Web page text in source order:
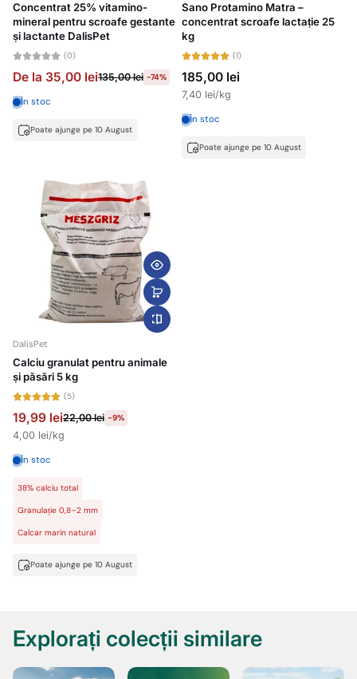
Preț, de la mare la
mic
Data, de la vechi la
nou
Concentrat 25% vitamino-
mineral pentru scroafe gestante
și lactante DalisPet
(0)
De la 35,00 lei135,00 lei -74%
În stoc
Poate ajunge pe 10 August
Sano Protamino Matra –
concentrat scroafe lactație 25
kg
(1)
185,00 lei
7,40 lei/kg
În stoc
Poate ajunge pe 10 August
DalisPet
Calciu granulat pentru animale
și păsări 5 kg
(5)
19,99 lei22,00 lei -9%
4,00 lei/kg
În stoc
38% calciu total
Granulație 0,8–2 mm
Calcar marin natural
Poate ajunge pe 10 August
Explorați colecții similare